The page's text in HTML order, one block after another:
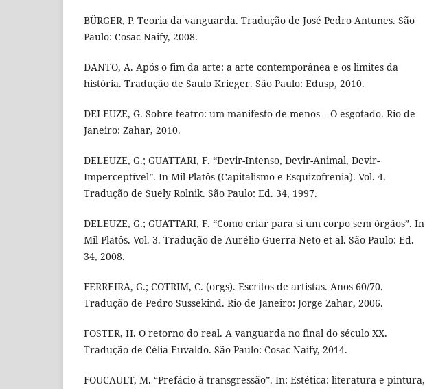
BÜRGER, P. Teoria da vanguarda. Tradução de José Pedro Antunes. São
Paulo: Cosac Naify, 2008.
DANTO, A. Após o fim da arte: a arte contemporânea e os limites da
história. Tradução de Saulo Krieger. São Paulo: Edusp, 2010.
DELEUZE, G. Sobre teatro: um manifesto de menos – O esgotado. Rio de
Janeiro: Zahar, 2010.
DELEUZE, G.; GUATTARI, F. “Devir-Intenso, Devir-Animal, Devir-
Imperceptível”. In Mil Platôs (Capitalismo e Esquizofrenia). Vol. 4.
Tradução de Suely Rolnik. São Paulo: Ed. 34, 1997.
DELEUZE, G.; GUATTARI, F. “Como criar para si um corpo sem órgãos”. In
Mil Platôs. Vol. 3. Tradução de Aurélio Guerra Neto et al. São Paulo: Ed.
34, 2008.
FERREIRA, G.; COTRIM, C. (orgs). Escritos de artistas. Anos 60/70.
Tradução de Pedro Sussekind. Rio de Janeiro: Jorge Zahar, 2006.
FOSTER, H. O retorno do real. A vanguarda no final do século XX.
Tradução de Célia Euvaldo. São Paulo: Cosac Naify, 2014.
FOUCAULT, M. “Prefácio à transgressão”. In: Estética: literatura e pintura,